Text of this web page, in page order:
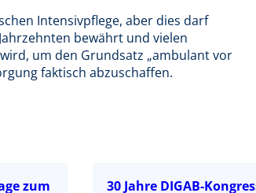
Intensivpflege, aber dies darf
bewährt und vielen
um den Grundsatz „ambulant vor
faktisch abzuschaffen.
zum
30 Jahre DIGAB-